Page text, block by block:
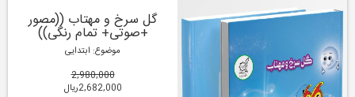
گل سرخ و مهتاب ((مصور
+صوتی+ تمام رنگی))
موضوع: ابتدایی
2,980,000
2,682,000ریال